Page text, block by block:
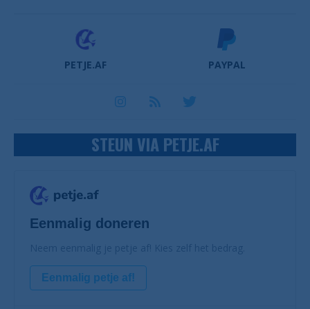
PETJE.AF PAYPAL
STEUN VIA PETJE.AF
Eenmalig doneren
Neem eenmalig je petje af! Kies zelf het bedrag.
Eenmalig petje af!